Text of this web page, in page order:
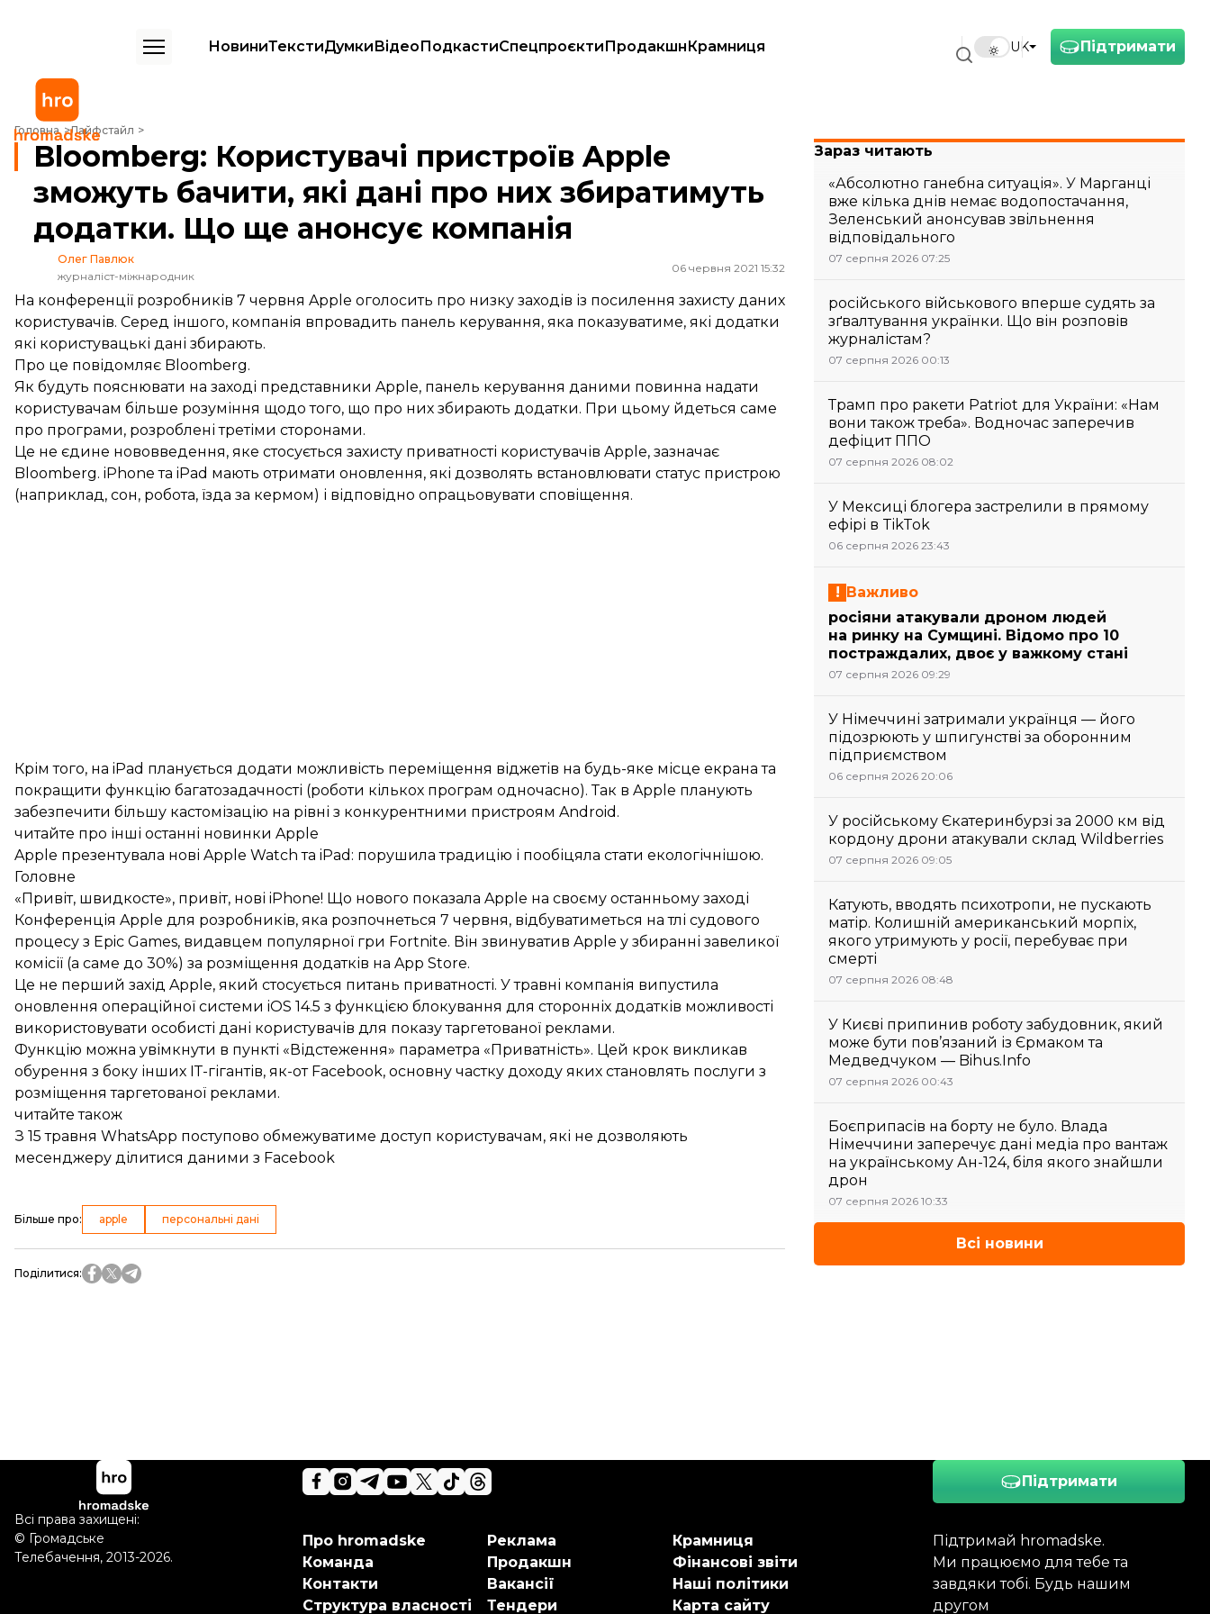
Підтримати
UK
НовиниТекстиДумкиВідеоПодкастиСпецпроєктиПродакшнКрамниця
Головна Лайфстайл
Bloomberg: Користувачі пристроїв Apple зможуть бачити, які дані про них збиратимуть додатки. Що ще анонсує компанія
Bloomberg: Користувачі пристроїв Apple
зможуть бачити, які дані про них збиратимуть
додатки. Що ще анонсує компанія
Олег Павлюк
журналіст-міжнародник
06 червня 2021 15:32
На конференції розробників 7 червня Apple оголосить про низку заходів із посилення захисту даних
користувачів. Серед іншого, компанія впровадить панель керування, яка показуватиме, які додатки
які користувацькі дані збирають.
Про це повідомляє Bloomberg.
Як будуть пояснювати на заході представники Apple, панель керування даними повинна надати
користувачам більше розуміння щодо того, що про них збирають додатки. При цьому йдеться саме
про програми, розроблені третіми сторонами.
Це не єдине нововведення, яке стосується захисту приватності користувачів Apple, зазначає
Bloomberg. iPhone та iPad мають отримати оновлення, які дозволять встановлювати статус пристрою
(наприклад, сон, робота, їзда за кермом) і відповідно опрацьовувати сповіщення.
Крім того, на iPad планується додати можливість переміщення віджетів на будь-яке місце екрана та
покращити функцію багатозадачності (роботи кількох програм одночасно). Так в Apple планують
забезпечити більшу кастомізацію на рівні з конкурентними пристроям Android.
читайте про інші останні новинки Apple
Apple презентувала нові Apple Watch та iPad: порушила традицію і пообіцяла стати екологічнішою.
Головне
«Привіт, швидкосте», привіт, нові iPhone! Що нового показала Apple на своєму останньому заході
Конференція Apple для розробників, яка розпочнеться 7 червня, відбуватиметься на тлі судового
процесу з Epic Games, видавцем популярної гри Fortnite. Він звинуватив Apple у збиранні завеликої
комісії (а саме до 30%) за розміщення додатків на App Store.
Це не перший захід Apple, який стосується питань приватності. У травні компанія випустила
оновлення операційної системи iOS 14.5 з функцією блокування для сторонніх додатків можливості
використовувати особисті дані користувачів для показу таргетованої реклами.
Функцію можна увімкнути в пункті «Відстеження» параметра «Приватність». Цей крок викликав
обурення з боку інших ІТ-гігантів, як-от Facebook, основну частку доходу яких становлять послуги з
розміщення таргетованої реклами.
читайте також
З 15 травня WhatsApp поступово обмежуватиме доступ користувачам, які не дозволяють
месенджеру ділитися даними з Facebook
Більше про: apple персональні дані
Поділитися:
Зараз читають
«Абсолютно ганебна ситуація». У Марганці
вже кілька днів немає водопостачання,
Зеленський анонсував звільнення
відповідального
07 серпня 2026 07:25
російського військового вперше судять за
зґвалтування українки. Що він розповів
журналістам?
07 серпня 2026 00:13
Трамп про ракети Patriot для України: «Нам
вони також треба». Водночас заперечив
дефіцит ППО
07 серпня 2026 08:02
У Мексиці блогера застрелили в прямому
ефірі в TikTok
06 серпня 2026 23:43
Важливо
росіяни атакували дроном людей
на ринку на Сумщині. Відомо про 10
постраждалих, двоє у важкому стані
07 серпня 2026 09:29
У Німеччині затримали українця — його
підозрюють у шпигунстві за оборонним
підприємством
06 серпня 2026 20:06
У російському Єкатеринбурзі за 2000 км від
кордону дрони атакували склад Wildberries
07 серпня 2026 09:05
Катують, вводять психотропи, не пускають
матір. Колишній американський морпіх,
якого утримують у росії, перебуває при
смерті
07 серпня 2026 08:48
У Києві припинив роботу забудовник, який
може бути пов’язаний із Єрмаком та
Медведчуком — Bihus.Info
07 серпня 2026 00:43
Боєприпасів на борту не було. Влада
Німеччини заперечує дані медіа про вантаж
на українському Ан-124, біля якого знайшли
дрон
07 серпня 2026 10:33
Всі новини
Підтримати
Підтримай hromadske.
Ми працюємо для тебе та
завдяки тобі. Будь нашим
другом
Про hromadske
Команда
Контакти
Структура власності
Реклама
Продакшн
Вакансії
Тендери
Крамниця
Фінансові звіти
Наші політики
Карта сайту
Всі права захищені:
© Громадське
Телебачення, 2013-2026.